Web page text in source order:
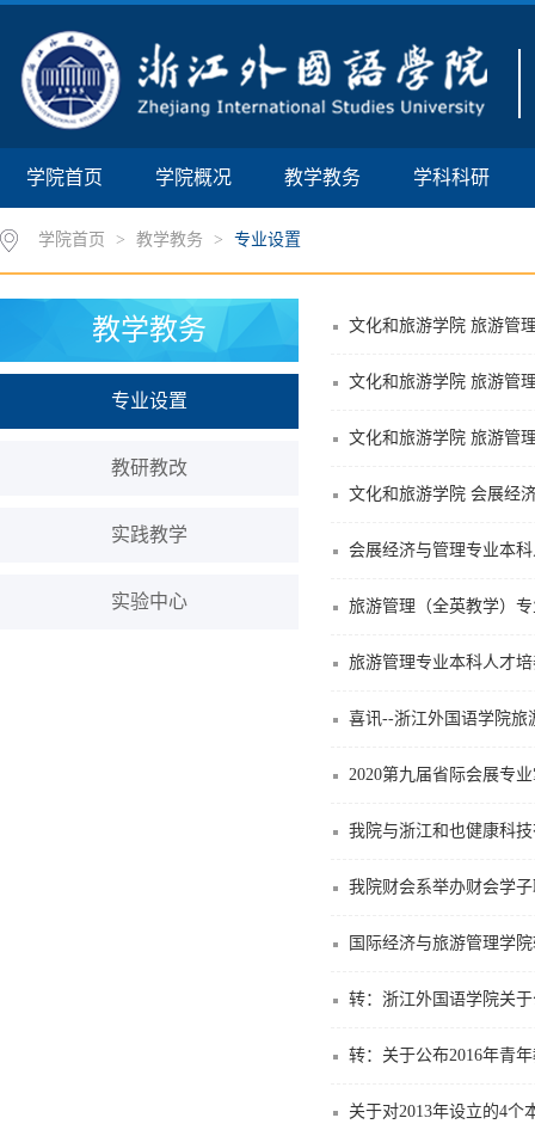
学院首页 学院概况 教学教务 学科科研
学院首页 > 教学教务 > 专业设置
教学教务
专业设置
教研教改
实践教学
实验中心
文化和旅游学院 旅游管
文化和旅游学院 旅游管
文化和旅游学院 旅游管
文化和旅游学院 会展经
会展经济与管理专业本
旅游管理（全英教学）
旅游管理专业本科人才
喜讯--浙江外国语学院旅
2020第九届省际会展专
我院与浙江和也健康科
我院财会系举办财会学
国际经济与旅游管理学
转：浙江外国语学院关
转：关于公布2016年青
关于对2013年设立的4个